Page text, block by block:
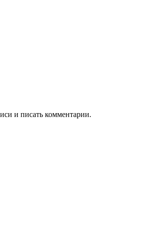
и писать комментарии.